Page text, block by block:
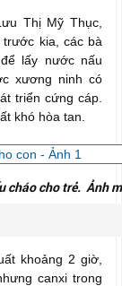
Thị Mỹ Thục,
kia, các bà
lấy nước nấu
xương ninh có
triển cứng cáp.
khó hòa tan.
cháo cho trẻ. Ảnh
khoảng 2 giờ,
canxi trong